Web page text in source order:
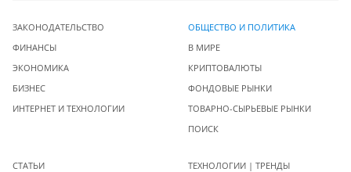
ЗАКОНОДАТЕЛЬСТВО
ФИНАНСЫ
ЭКОНОМИКА
БИЗНЕС
ИНТЕРНЕТ И ТЕХНОЛОГИИ
ОБЩЕСТВО И ПОЛИТИКА
В МИРЕ
КРИПТОВАЛЮТЫ
ФОНДОВЫЕ РЫНКИ
ТОВАРНО-СЫРЬЕВЫЕ РЫНКИ
ПОИСК
СТАТЬИ
ТЕХНОЛОГИИ | ТРЕНДЫ